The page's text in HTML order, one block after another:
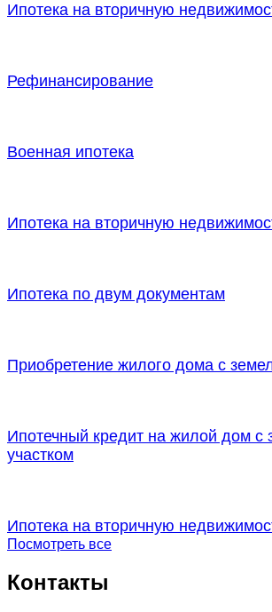
Ипотека на вторичную
Рефинансирование
Военная ипотека
Ипотека на вторичную
Ипотека по двум документам
Приобретение жилого дома с
Ипотечный кредит на жилой дом с
участком
Ипотека на вторичную
Посмотреть все
Контакты